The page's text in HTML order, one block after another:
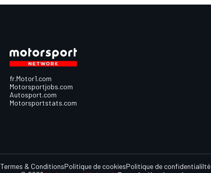
fr.Motor1.com
Motorsportjobs.com
Autosport.com
Motorsportstats.com
Termes & ConditionsPolitique de cookiesPolitique de confidentialilté